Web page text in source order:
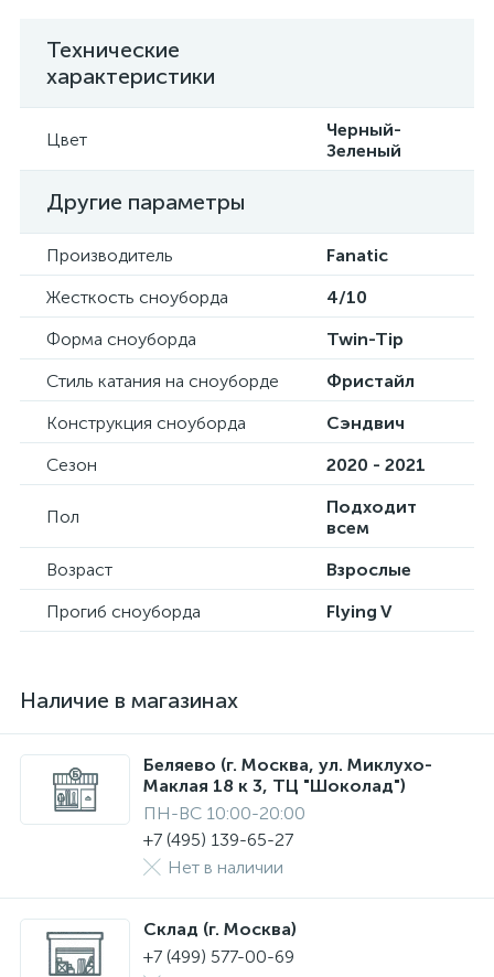
Технические
характеристики
Цвет
Черный-
Зеленый
Другие параметры
Производитель
Fanatic
Жесткость сноуборда
4/10
Форма сноуборда
Twin-Tip
Стиль катания на сноуборде
Фристайл
Конструкция сноуборда
Сэндвич
Сезон
2020 - 2021
Пол
Подходит
всем
Возраст
Взрослые
Прогиб сноуборда
Flying V
Наличие в магазинах
Беляево (г. Москва, ул. Миклухо-
Маклая 18 к 3, ТЦ "Шоколад")
ПН-ВС 10:00-20:00
+7 (495) 139-65-27
Нет в наличии
Склад (г. Москва)
+7 (499) 577-00-69